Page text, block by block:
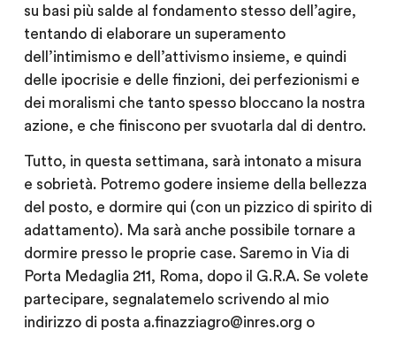
su basi più salde al fondamento stesso dell’agire,
tentando di elaborare un superamento
dell’intimismo e dell’attivismo insieme, e quindi
delle ipocrisie e delle finzioni, dei perfezionismi e
dei moralismi che tanto spesso bloccano la nostra
azione, e che finiscono per svuotarla dal di dentro.
Tutto, in questa settimana, sarà intonato a misura
e sobrietà. Potremo godere insieme della bellezza
del posto, e dormire qui (con un pizzico di spirito di
adattamento). Ma sarà anche possibile tornare a
dormire presso le proprie case. Saremo in Via di
Porta Medaglia 211, Roma, dopo il G.R.A. Se volete
partecipare, segnalatemelo scrivendo al mio
indirizzo di posta a.finazziagro@inres.org o